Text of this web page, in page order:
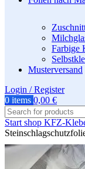
Farbige
Musterversand
Login / Register
0 items 0,00 €
Start shop KFZ-